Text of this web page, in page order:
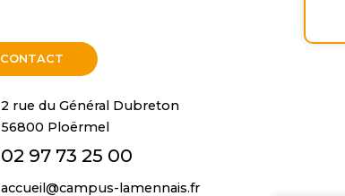
CONTACT
2 rue du Général Dubreton
56800 Ploërmel
02 97 73 25 00
accueil@campus-lamennais.fr